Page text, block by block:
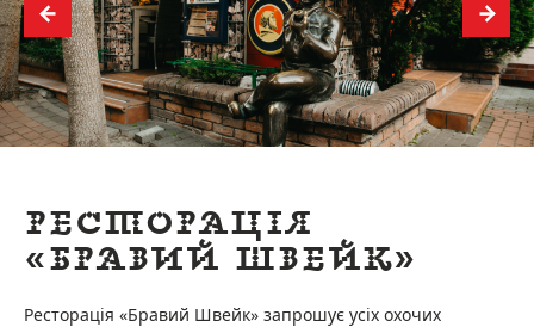
Ресторація
«Бравий Швейк»
Ресторація «Бравий Швейк» запрошує усіх охочих